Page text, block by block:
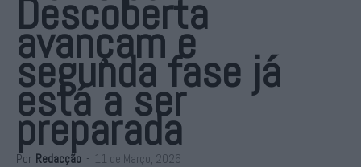
Descoberta
avançam e
segunda fase já
está a ser
preparada
Por Redacção - 11 de Março, 2026